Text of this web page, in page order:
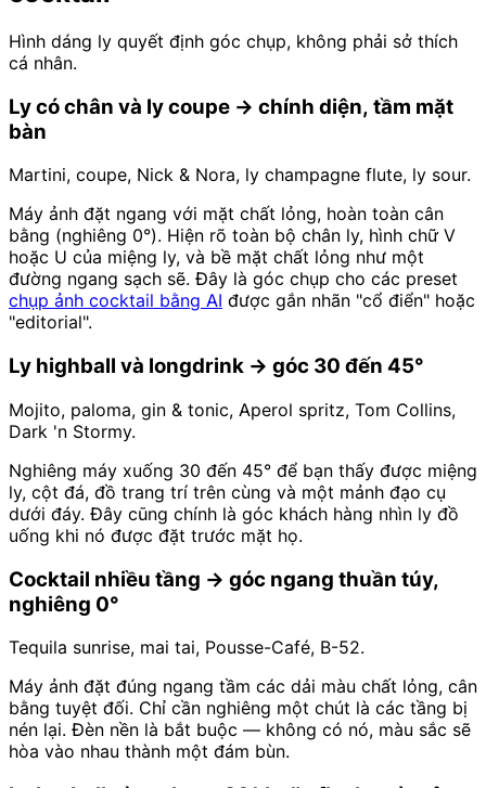
Hình dáng ly quyết định góc chụp, không phải sở thích
cá nhân.
Ly có chân và ly coupe → chính diện, tầm mặt
bàn
Martini, coupe, Nick & Nora, ly champagne flute, ly sour.
Máy ảnh đặt ngang với mặt chất lỏng, hoàn toàn cân
bằng (nghiêng 0°). Hiện rõ toàn bộ chân ly, hình chữ V
hoặc U của miệng ly, và bề mặt chất lỏng như một
đường ngang sạch sẽ. Đây là góc chụp cho các preset
chụp ảnh cocktail bằng AI được gắn nhãn "cổ điển" hoặc
"editorial".
Ly highball và longdrink → góc 30 đến 45°
Mojito, paloma, gin & tonic, Aperol spritz, Tom Collins,
Dark 'n Stormy.
Nghiêng máy xuống 30 đến 45° để bạn thấy được miệng
ly, cột đá, đồ trang trí trên cùng và một mảnh đạo cụ
dưới đáy. Đây cũng chính là góc khách hàng nhìn ly đồ
uống khi nó được đặt trước mặt họ.
Cocktail nhiều tầng → góc ngang thuần túy,
nghiêng 0°
Tequila sunrise, mai tai, Pousse-Café, B-52.
Máy ảnh đặt đúng ngang tầm các dải màu chất lỏng, cân
bằng tuyệt đối. Chỉ cần nghiêng một chút là các tầng bị
nén lại. Đèn nền là bắt buộc — không có nó, màu sắc sẽ
hòa vào nhau thành một đám bùn.